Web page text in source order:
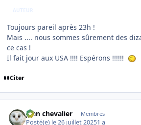
AUTEUR
Toujours pareil après 23h !
Mais .... nous sommes sûrement des
ce cas !
Il fait jour aux USA !!!! Espérons !!!!!!
Citer
jean chevalier Membres
Posté(e) le 26 juillet 20251 a